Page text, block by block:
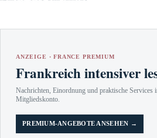
ANZEIGE · FRANCE PREMIUM
Frankreich intensiver
Nachrichten, Einordnung und praktische Services
Mitgliedskonto.
PREMIUM-ANGEBOTE ANSEHEN →